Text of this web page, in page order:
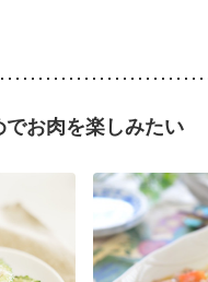
でお肉を楽しみたい